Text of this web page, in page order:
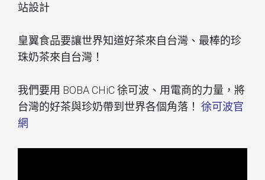
站設計
皇翼食品要讓世界知道好茶來自台灣、最棒的珍
珠奶茶來自台灣！
我們要用 BOBA CHiC 徐可波、用電商的力量，將
台灣的好茶與珍奶帶到世界各個角落！ 徐可波官
網